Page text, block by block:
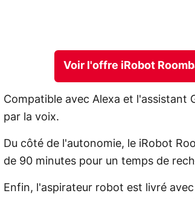
Voir l'offre iRobot
Compatible avec Alexa et l'assistant
par la voix.
Du côté de l'autonomie, le iRobot
de 90 minutes pour un temps de
Enfin, l'aspirateur robot est livré